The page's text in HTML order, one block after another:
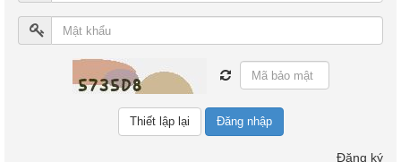
Đăng nhập
Đăng ký